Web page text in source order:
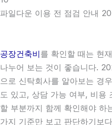
파일다운 이용 전 점검 안내
공장건축비를 확인할 때는 현
나누어 보는 것이 좋습니다.
으로 신탁회사를 알아보는 경
도 있고, 상담 가능 여부, 비용
할 부분까지 함께 확인해야 하
가지 기준만 보고 판단하기보